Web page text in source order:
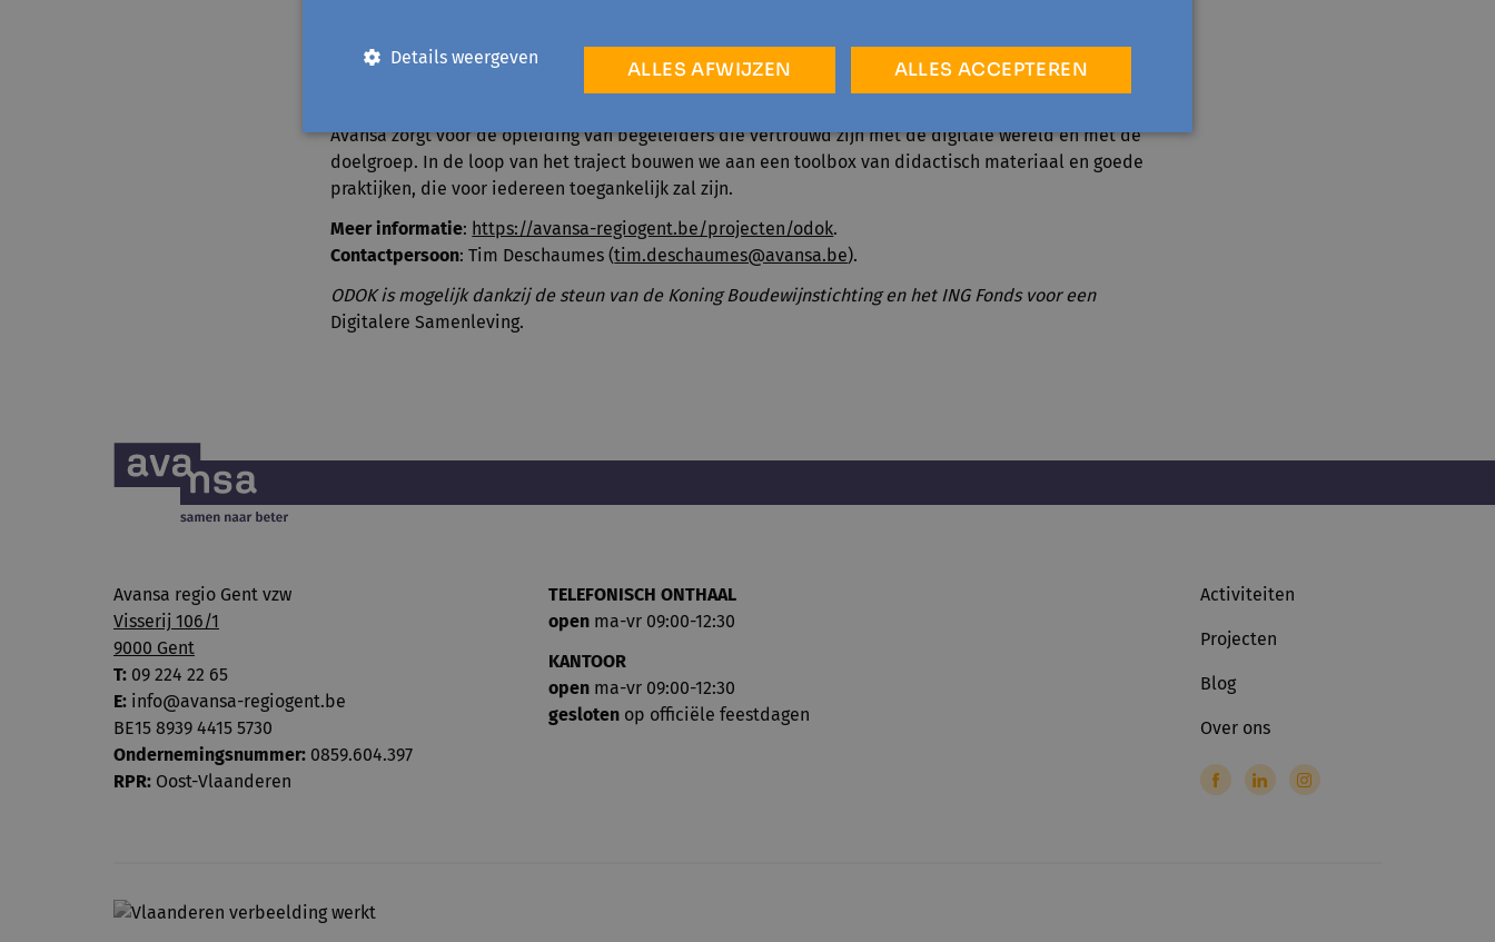
kijken: hoe kunnen we de wekelijkse wandeling of voedselbedeling met welgekozen digitale prikkels
nog interessanter maken? Hoe verstevigen we op lange termijn het digitale zelfvertrouwen van
Avansa zorgt voor de opleiding van begeleiders die vertrouwd zijn met de digitale wereld en met de
doelgroep. In de loop van het traject bouwen we aan een toolbox van didactisch materiaal en goede
praktijken, die voor iedereen toegankelijk zal zijn.
Meer informatie: https://avansa-regiogent.be/projecten/odok.
Contactpersoon: Tim Deschaumes (tim.deschaumes@avansa.be).
ODOK is mogelijk dankzij de steun van de Koning Boudewijnstichting en het ING Fonds voor een
Digitalere Samenleving.
Avansa regio Gent vzw
Visserij 106/1
9000 Gent
T: 09 224 22 65
E: info@avansa-regiogent.be
BE15 8939 4415 5730
Ondernemingsnummer: 0859.604.397
RPR: Oost-Vlaanderen
TELEFONISCH ONTHAAL
openma-vr 09:00-12:30
KANTOOR
openma-vr 09:00-12:30
geslotenop officiële feestdagen
Activiteiten
Projecten
Blog
Over ons
ALLES ACCEPTEREN
ALLES AFWIJZEN
Details weergeven